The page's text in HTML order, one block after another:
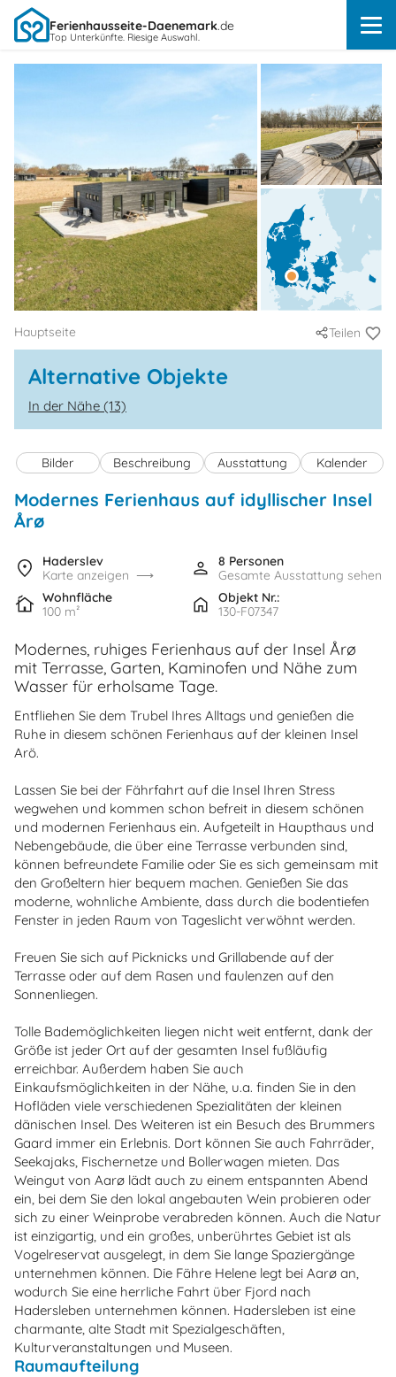
Ferienhausseite-Daenemark.de
Top Unterkünfte. Riesige Auswahl.
Hauptseite Teilen
Alternative Objekte
In der Nähe (13)
Bilder Beschreibung Ausstattung Kalender
Modernes Ferienhaus auf idyllischer Insel
Årø
Haderslev
Karte anzeigen
8 Personen
Gesamte Ausstattung sehen
Wohnfläche
100 m²
Objekt Nr.:
130-F07347
Modernes, ruhiges Ferienhaus auf der Insel Årø
mit Terrasse, Garten, Kaminofen und Nähe zum
Wasser für erholsame Tage.
Entfliehen Sie dem Trubel Ihres Alltags und genießen die
Ruhe in diesem schönen Ferienhaus auf der kleinen Insel
Arö.
Lassen Sie bei der Fährfahrt auf die Insel Ihren Stress
wegwehen und kommen schon befreit in diesem schönen
und modernen Ferienhaus ein. Aufgeteilt in Haupthaus und
Nebengebäude, die über eine Terrasse verbunden sind,
können befreundete Familie oder Sie es sich gemeinsam mit
den Großeltern hier bequem machen. Genießen Sie das
moderne, wohnliche Ambiente, dass durch die bodentiefen
Fenster in jeden Raum von Tageslicht verwöhnt werden.
Freuen Sie sich auf Picknicks und Grillabende auf der
Terrasse oder auf dem Rasen und faulenzen auf den
Sonnenliegen.
Tolle Bademöglichkeiten liegen nicht weit entfernt, dank der
Größe ist jeder Ort auf der gesamten Insel fußläufig
erreichbar. Außerdem haben Sie auch
Einkaufsmöglichkeiten in der Nähe, u.a. finden Sie in den
Hofläden viele verschiedenen Spezialitäten der kleinen
dänischen Insel. Des Weiteren ist ein Besuch des Brummers
Gaard immer ein Erlebnis. Dort können Sie auch Fahrräder,
Seekajaks, Fischernetze und Bollerwagen mieten. Das
Weingut von Aarø lädt auch zu einem entspannten Abend
ein, bei dem Sie den lokal angebauten Wein probieren oder
sich zu einer Weinprobe verabreden können. Auch die Natur
ist einzigartig, und ein großes, unberührtes Gebiet ist als
Vogelreservat ausgelegt, in dem Sie lange Spaziergänge
unternehmen können. Die Fähre Helene legt bei Aarø an,
wodurch Sie eine herrliche Fahrt über Fjord nach
Hadersleben unternehmen können. Hadersleben ist eine
charmante, alte Stadt mit Spezialgeschäften,
Kulturveranstaltungen und Museen.
Raumaufteilung